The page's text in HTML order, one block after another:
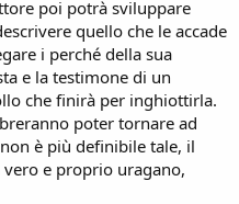
poi potrà sviluppare
quello che le accade
i perché della sua
e la testimone di un
che finirà per inghiottirla.
poter tornare ad
è più definibile tale, il
e proprio uragano,